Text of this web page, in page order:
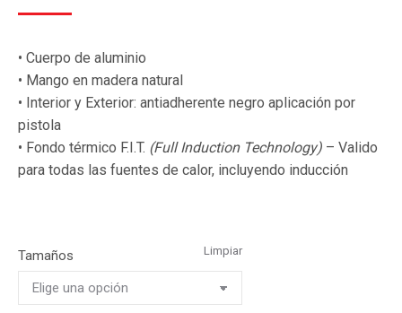
• Cuerpo de aluminio
• Mango en madera natural
• Interior y Exterior: antiadherente negro aplicación por
pistola
• Fondo térmico F.I.T. (Full Induction Technology) – Valido
para todas las fuentes de calor, incluyendo inducción
Tamaños Limpiar